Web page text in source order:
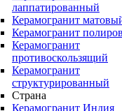
лаппатированный
Керамогранит
Керамогранит
Керамогранит
противоскользящий
Керамогранит
структурированный
Страна
Керамогранит Индия